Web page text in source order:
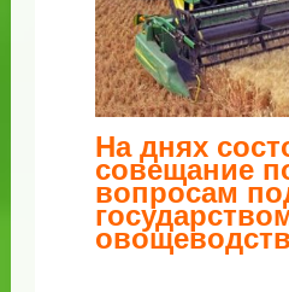
На днях
совещание
вопросам